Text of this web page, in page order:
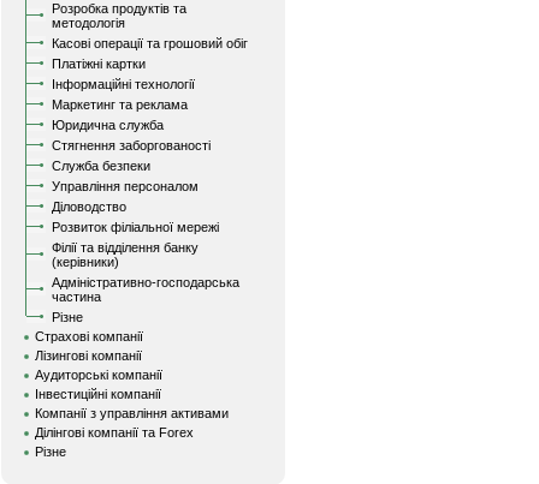
Розробка продуктів та
методологія
Касові операції та грошовий обіг
Платіжні картки
Інформаційні технології
Маркетинг та реклама
Юридична служба
Стягнення заборгованості
Служба безпеки
Управління персоналом
Діловодство
Розвиток філіальної мережі
Філії та відділення банку
(керівники)
Адміністративно-господарська
частина
Різне
Страхові компанії
Лізингові компанії
Аудиторські компанії
Інвестиційні компанії
Компанії з управління активами
Ділінгові компанії та Forex
Різне